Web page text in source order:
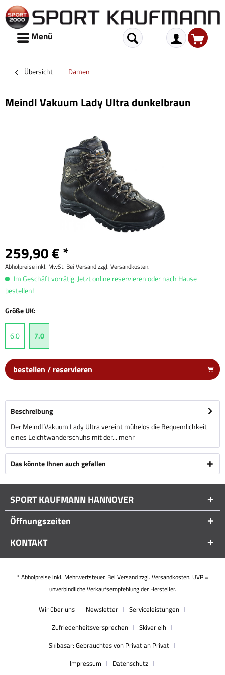
Menü
Übersicht Damen
Meindl Vakuum Lady Ultra dunkelbraun
259,90 € *
Abholpreise inkl. MwSt. Bei Versand zzgl. Versandkosten.
Im Geschäft vorrätig. Jetzt online reservieren oder nach Hause
bestellen!
Größe UK:
6.0 7.0
bestellen / reservieren
Beschreibung
Der Meindl Vakuum Lady Ultra vereint mühelos die Bequemlichkeit
eines Leichtwanderschuhs mit der... mehr
Das könnte Ihnen auch gefallen
SPORT KAUFMANN HANNOVER
Öffnungszeiten
KONTAKT
* Abholpreise inkl. Mehrwertsteuer. Bei Versand zzgl. Versandkosten. UVP =
unverbindliche Verkaufsempfehlung der Hersteller.
Wir über uns Newsletter
Serviceleistungen
Zufriedenheitsversprechen
Skiverleih
Skibasar: Gebrauchtes von Privat an Privat
Impressum
Datenschutz